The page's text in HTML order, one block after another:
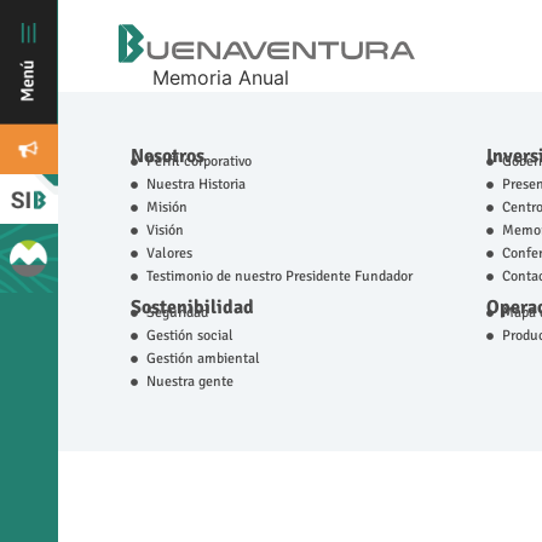
Memoria Anual
Nosotros
Perfil corporativo
Nuestra Historia
Misión
Visión
Valores
Testimonio de nuestro Presidente Fundador
Sostenibilidad
Seguridad
Gestión social
Gestión ambiental
Nuestra gente
Mapa